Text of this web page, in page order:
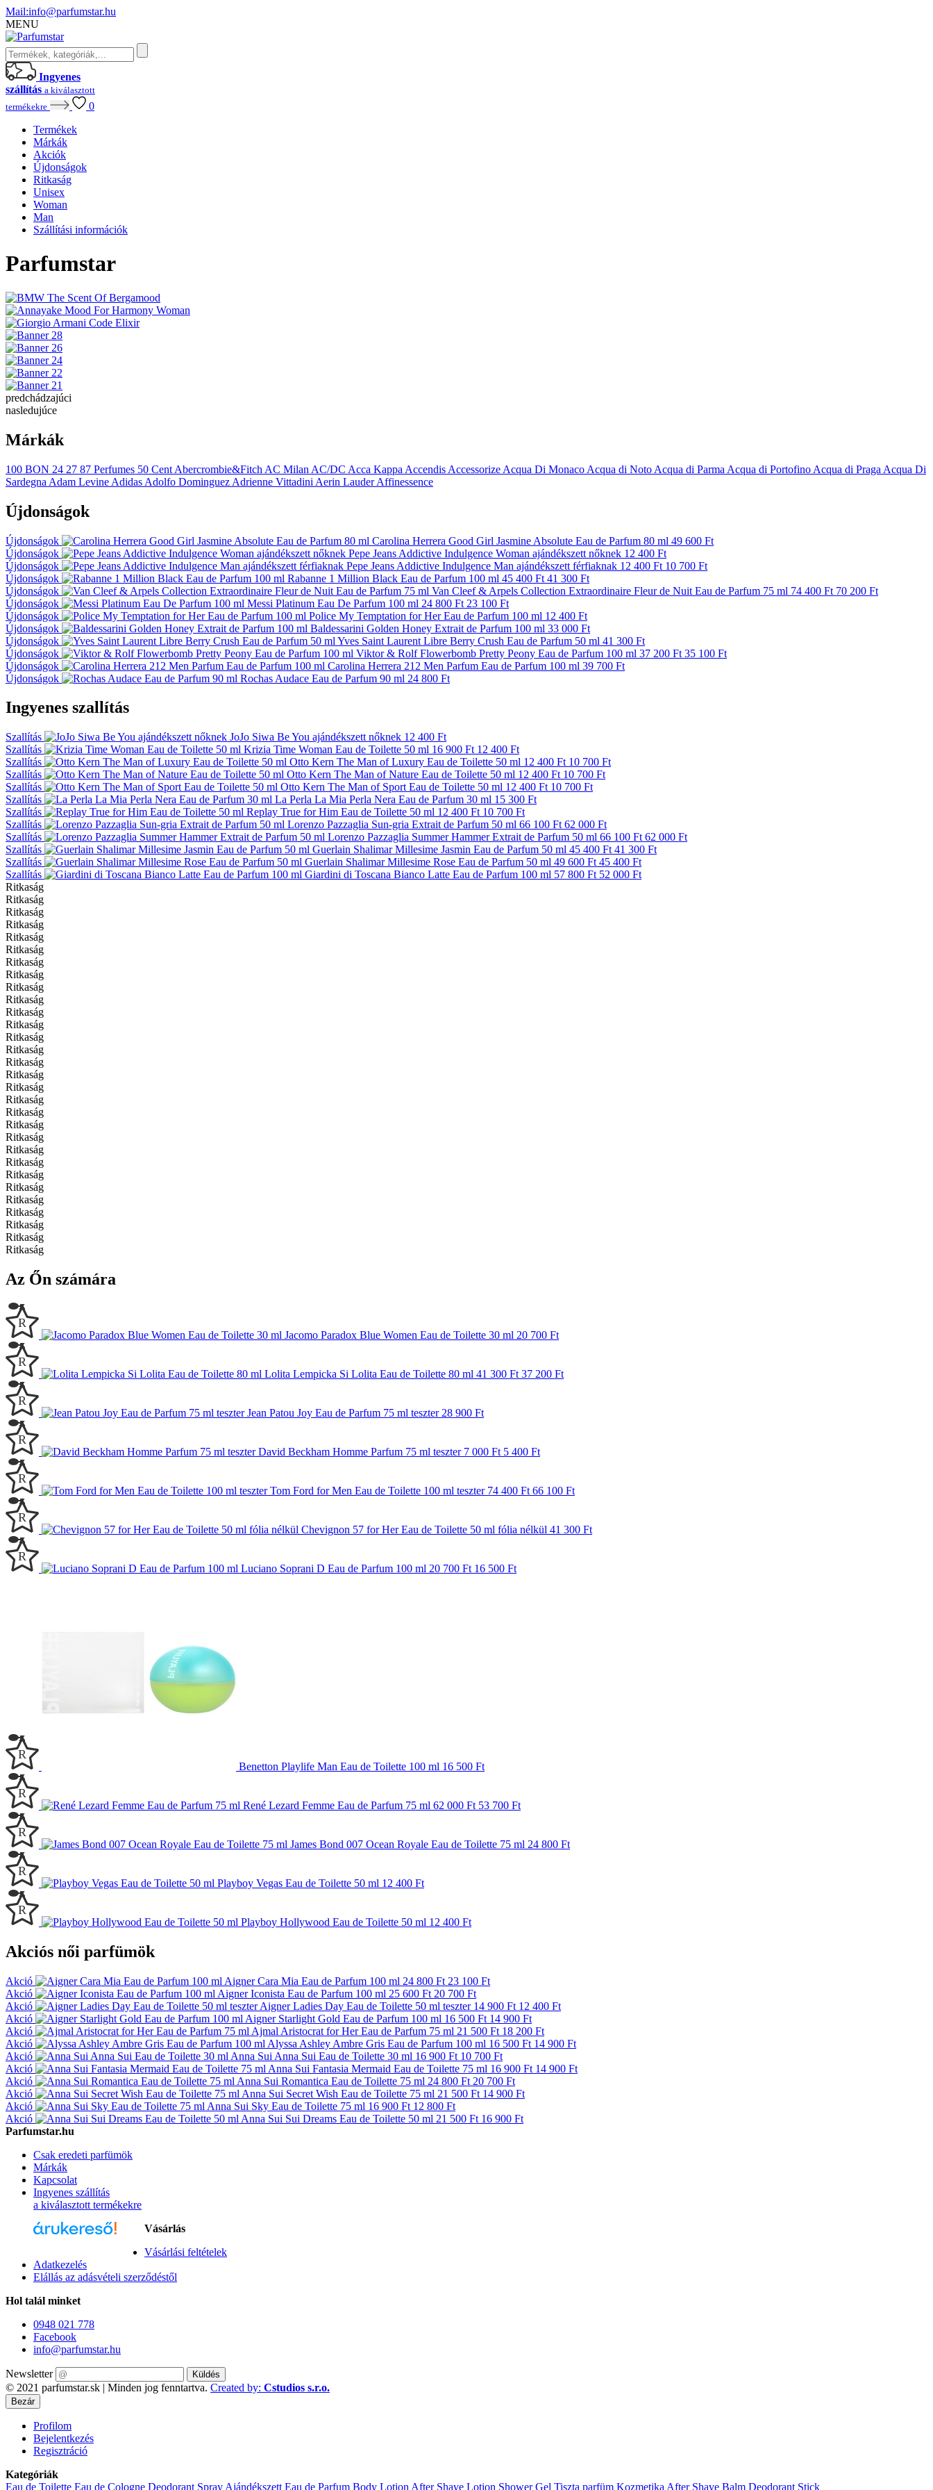
Mail:info@parfumstar.hu
MENU
Ingyenes
szállítás a kiválasztott
termékekre
0
Termékek
Márkák
Akciók
Újdonságok
Ritkaság
Unisex
Woman
Man
Szállítási információk
Parfumstar
predchádzajúci
nasledujúce
Márkák
100 BON 24 27 87 Perfumes 50 Cent Abercrombie&Fitch AC Milan AC/DC Acca Kappa Accendis Accessorize Acqua Di Monaco Acqua di Noto Acqua di Parma Acqua di Portofino Acqua di Praga Acqua Di
Sardegna Adam Levine Adidas Adolfo Dominguez Adrienne Vittadini Aerin Lauder Affinessence
Újdonságok
Újdonságok Carolina Herrera Good Girl Jasmine Absolute Eau de Parfum 80 ml 49 600 Ft
Újdonságok
Pepe Jeans Addictive Indulgence Woman ajándékszett nőknek 12 400 Ft
Újdonságok
Pepe Jeans Addictive Indulgence Man ajándékszett férfiaknak 12 400 Ft 10 700 Ft
Újdonságok
Rabanne 1 Million Black Eau de Parfum 100 ml 45 400 Ft 41 300 Ft
Újdonságok
Van Cleef & Arpels Collection Extraordinaire Fleur de Nuit Eau de Parfum 75 ml 74 400 Ft 70 200 Ft
Újdonságok
Messi Platinum Eau De Parfum 100 ml 24 800 Ft 23 100 Ft
Újdonságok
Police My Temptation for Her Eau de Parfum 100 ml 12 400 Ft
Újdonságok
Baldessarini Golden Honey Extrait de Parfum 100 ml 33 000 Ft
Újdonságok
Yves Saint Laurent Libre Berry Crush Eau de Parfum 50 ml 41 300 Ft
Újdonságok
Viktor & Rolf Flowerbomb Pretty Peony Eau de Parfum 100 ml 37 200 Ft 35 100 Ft
Újdonságok
Carolina Herrera 212 Men Parfum Eau de Parfum 100 ml 39 700 Ft
Újdonságok
Rochas Audace Eau de Parfum 90 ml 24 800 Ft
Ingyenes szallítás
Szallítás JoJo Siwa Be You ajándékszett nőknek 12 400 Ft
Szallítás
Krizia Time Woman Eau de Toilette 50 ml 16 900 Ft 12 400 Ft
Szallítás
Otto Kern The Man of Luxury Eau de Toilette 50 ml 12 400 Ft 10 700 Ft
Szallítás
Otto Kern The Man of Nature Eau de Toilette 50 ml 12 400 Ft 10 700 Ft
Szallítás
Otto Kern The Man of Sport Eau de Toilette 50 ml 12 400 Ft 10 700 Ft
Szallítás
La Perla La Mia Perla Nera Eau de Parfum 30 ml 15 300 Ft
Szallítás
Replay True for Him Eau de Toilette 50 ml 12 400 Ft 10 700 Ft
Szallítás
Lorenzo Pazzaglia Sun-gria Extrait de Parfum 50 ml 66 100 Ft 62 000 Ft
Szallítás
Lorenzo Pazzaglia Summer Hammer Extrait de Parfum 50 ml 66 100 Ft 62 000 Ft
Szallítás
Guerlain Shalimar Millesime Jasmin Eau de Parfum 50 ml 45 400 Ft 41 300 Ft
Szallítás
Guerlain Shalimar Millesime Rose Eau de Parfum 50 ml 49 600 Ft 45 400 Ft
Szallítás
Giardini di Toscana Bianco Latte Eau de Parfum 100 ml 57 800 Ft 52 000 Ft
Ritkaság
Ritkaság
Ritkaság
Ritkaság
Ritkaság
Ritkaság
Ritkaság
Ritkaság
Ritkaság
Ritkaság
Ritkaság
Ritkaság
Ritkaság
Ritkaság
Ritkaság
Ritkaság
Ritkaság
Ritkaság
Ritkaság
Ritkaság
Ritkaság
Ritkaság
Ritkaság
Ritkaság
Ritkaság
Ritkaság
Ritkaság
Ritkaság
Ritkaság
Ritkaság
Az Őn számára
Jacomo Paradox Blue Women Eau de Toilette 30 ml 20 700 Ft
Lolita Lempicka Si Lolita Eau de Toilette 80 ml 41 300 Ft 37 200 Ft
Jean Patou Joy Eau de Parfum 75 ml teszter 28 900 Ft
David Beckham Homme Parfum 75 ml teszter 7 000 Ft 5 400 Ft
Tom Ford for Men Eau de Toilette 100 ml teszter 74 400 Ft 66 100 Ft
Chevignon 57 for Her Eau de Toilette 50 ml fólia nélkül 41 300 Ft
Luciano Soprani D Eau de Parfum 100 ml 20 700 Ft 16 500 Ft
Benetton Playlife Man Eau de Toilette 100 ml 16 500 Ft
René Lezard Femme Eau de Parfum 75 ml 62 000 Ft 53 700 Ft
James Bond 007 Ocean Royale Eau de Toilette 75 ml 24 800 Ft
Playboy Vegas Eau de Toilette 50 ml 12 400 Ft
Playboy Hollywood Eau de Toilette 50 ml 12 400 Ft
Akciós női parfümök
Akció Aigner Cara Mia Eau de Parfum 100 ml 24 800 Ft 23 100 Ft
Akció
Aigner Iconista Eau de Parfum 100 ml 25 600 Ft 20 700 Ft
Akció
Aigner Ladies Day Eau de Toilette 50 ml teszter 14 900 Ft 12 400 Ft
Akció
Aigner Starlight Gold Eau de Parfum 100 ml 16 500 Ft 14 900 Ft
Akció
Ajmal Aristocrat for Her Eau de Parfum 75 ml 21 500 Ft 18 200 Ft
Akció
Alyssa Ashley Ambre Gris Eau de Parfum 100 ml 16 500 Ft 14 900 Ft
Akció
Anna Sui Anna Sui Eau de Toilette 30 ml 16 900 Ft 10 700 Ft
Akció
Anna Sui Fantasia Mermaid Eau de Toilette 75 ml 16 900 Ft 14 900 Ft
Akció
Anna Sui Romantica Eau de Toilette 75 ml 24 800 Ft 20 700 Ft
Akció
Anna Sui Secret Wish Eau de Toilette 75 ml 21 500 Ft 14 900 Ft
Akció
Anna Sui Sky Eau de Toilette 75 ml 16 900 Ft 12 800 Ft
Akció
Anna Sui Sui Dreams Eau de Toilette 50 ml 21 500 Ft 16 900 Ft
Parfumstar.hu
Csak eredeti parfümök
Márkák
Kapcsolat
Ingyenes szállítás
a kiválasztott termékekre
Vásárlás
Vásárlási feltételek
Adatkezelés
Elállás az adásvételi szerződéstől
Hol talál minket
0948 021 778
Facebook
info@parfumstar.hu
Newsletter Küldés
© 2021 parfumstar.sk | Minden jog fenntartva. Created by: Cstudios s.r.o.
Bezár
Profilom
Bejelentkezés
Regisztráció
Kategóriák
Eau de Toilette Eau de Cologne Deodorant Spray Ajándékszett Eau de Parfum Body Lotion After Shave Lotion Shower Gel Tiszta parfüm Kozmetika After Shave Balm Deodorant Stick